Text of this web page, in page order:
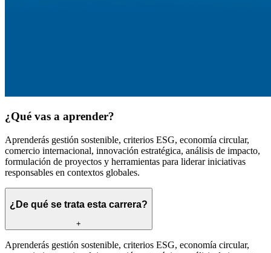
¿Qué vas a aprender?
Aprenderás gestión sostenible, criterios ESG, economía circular,
comercio internacional, innovación estratégica, análisis de impacto,
formulación de proyectos y herramientas para liderar iniciativas
responsables en contextos globales.
¿De qué se trata esta carrera?
+
Aprenderás gestión sostenible, criterios ESG, economía circular,